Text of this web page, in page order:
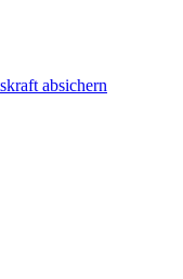
absichern